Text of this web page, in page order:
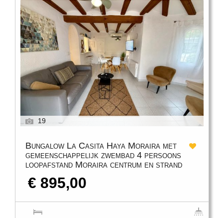
19
Bungalow La Casita Haya Moraira met
gemeenschappelijk zwembad 4 persoons
loopafstand Moraira centrum en strand
€ 895,00